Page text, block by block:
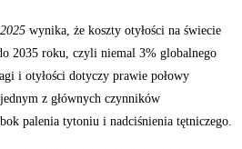
wynika, że koszty otyłości na świecie
2035 roku, czyli niemal 3% globalnego
i otyłości dotyczy prawie połowy
z głównych czynników
palenia tytoniu i nadciśnienia tętniczego.